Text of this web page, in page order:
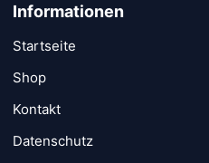
Informationen
Startseite
Shop
Kontakt
Datenschutz